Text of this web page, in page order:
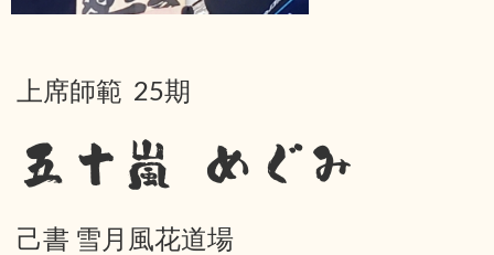
上席師範 25期
五十嵐 めぐみ
己書 雪月風花道場